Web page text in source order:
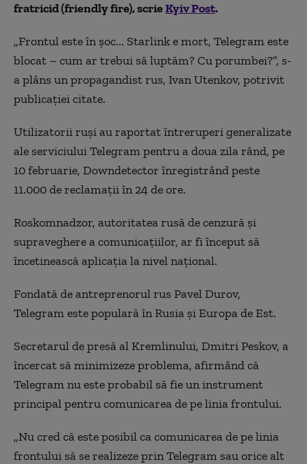
fratricid(friendly fire), scrieKyiv Post.
„Frontul este în șoc... Starlink e mort, Telegram este
blocat – cum ar trebui să luptăm? Cu porumbei?”, s-
a plâns un propagandist rus, Ivan Utenkov, potrivit
publicației citate.
Utilizatorii ruși au raportat întreruperi generalizate
ale serviciului Telegram pentru a doua zila rând, pe
10 februarie, Downdetector înregistrând peste
11.000 de reclamații în 24 de ore.
Roskomnadzor, autoritatea rusă de cenzură și
supraveghere a comunicațiilor, ar fi început să
încetinească aplicația la nivel național.
Fondată de antreprenorul rus Pavel Durov,
Telegram este populară în Rusia și Europa de Est.
Secretarul de presă al Kremlinului, Dmitri Peskov, a
încercat să minimizeze problema, afirmând că
Telegram nu este probabil să fie un instrument
principal pentru comunicarea de pe linia frontului.
„Nu cred că este posibil ca comunicarea de pe linia
frontului să se realizeze prin Telegram sau orice alt